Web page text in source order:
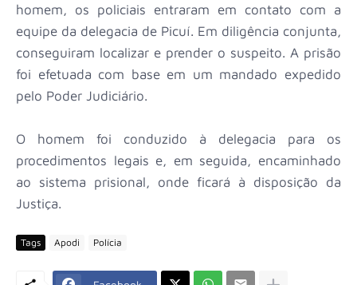
homem, os policiais entraram em contato com a
equipe da delegacia de Picuí. Em diligência conjunta,
conseguiram localizar e prender o suspeito. A prisão
foi efetuada com base em um mandado expedido
pelo Poder Judiciário.
O homem foi conduzido à delegacia para os
procedimentos legais e, em seguida, encaminhado
ao sistema prisional, onde ficará à disposição da
Justiça.
Tags Apodi Polícia